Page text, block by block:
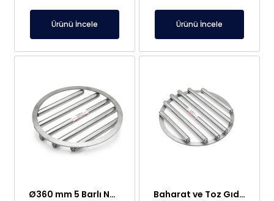
Ürünü İncele Ürünü İncele
Ø360 mm 5 Barlı Neodyum Elek Mıknatıs – Paslanmaz ve Gıda İle Temasa Uygun Baharat ve Toz Gıda Hatları için Ø400 Neodyum Elek (Izgara) Mıknatıs – Hijyenik Paslanmaz